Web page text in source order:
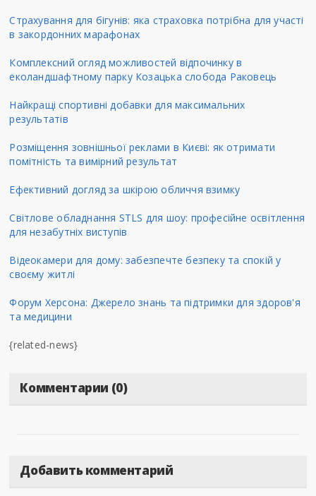
Страхування для бігунів: яка страховка потрібна для участі
в закордонних марафонах
Комплексний огляд можливостей відпочинку в
еколандшафтному парку Козацька слобода Раковець
Найкращі спортивні добавки для максимальних
результатів
Розміщення зовнішньої реклами в Києві: як отримати
помітність та вимірний результат
Ефективний догляд за шкірою обличчя взимку
Світлове обладнання STLS для шоу: професійне освітлення
для незабутніх виступів
Відеокамери для дому: забезпечте безпеку та спокій у
своєму житлі
Форум Херсона: Джерело знань та підтримки для здоров'я
та медицини
{related-news}
Комментарии (0)
Добавить комментарий